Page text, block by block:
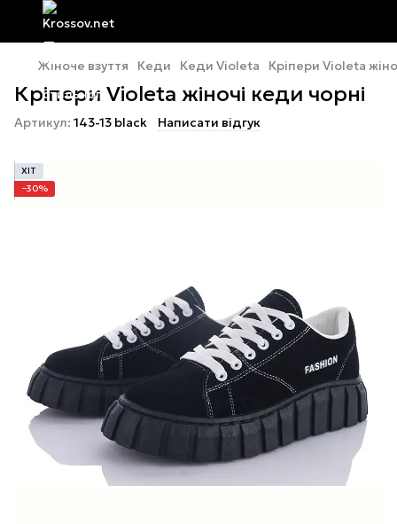
Жіноче взуття Кеди Кеди Violeta Кріпери Violeta
Кріпери Violeta жіночі кеди чорні
Артикул: 143-13 black Написати відгук
ХІТ
−30%